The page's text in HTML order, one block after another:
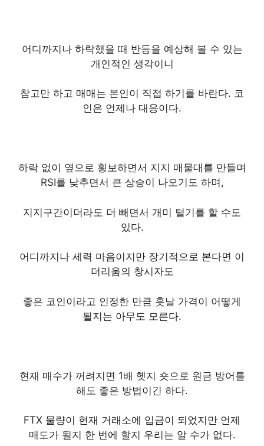
어디까지나 하락했을 때 반등을 예상해 볼 수 있는
개인적인 생각이니
참고만 하고 매매는 본인이 직접 하기를 바란다. 코
인은 언제나 대응이다.
하락 없이 옆으로 횡보하면서 지지 매물대를 만들며
RSI를 낮추면서 큰 상승이 나오기도 하며,
지지구간이더라도 더 빼면서 개미 털기를 할 수도
있다.
어디까지나 세력 마음이지만 장기적으로 본다면 이
더리움의 창시자도
좋은 코인이라고 인정한 만큼 훗날 가격이 어떻게
될지는 아무도 모른다.
현재 매수가 꺼려지면 1배 헷지 숏으로 원금 방어를
해도 좋은 방법이긴 하다.
FTX 물량이 현재 거래소에 입금이 되었지만 언제
매도가 될지 한 번에 할지 우리는 알 수가 없다.